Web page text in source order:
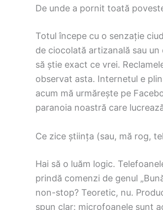
De unde a pornit toată
Totul începe cu o senzație
de ciocolată artizanală sau
să știe exact ce vrei.
observat asta. Internetul e
acum mă urmărește pe
paranoia noastră care
Ce zice știința (sau, mă rog,
Hai să o luăm logic.
prindă comenzi de genul
non-stop? Teoretic, nu.
spun clar: microfoanele sunt